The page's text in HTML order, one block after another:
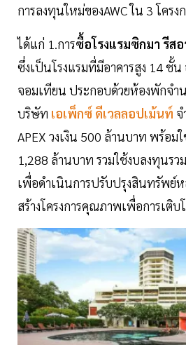
การลงทุนใหม่ของAWC ใน 3 โคร
ได้แก่ 1.การซื้อโรงแรมซิกมา รีส
ซึ่งเป็นโรงแรมที่มีอาคารสูง 14 ชั้
จอมเทียน ประกอบด้วยห้องพักจำ
บริษัท เอเพ็กซ์ ดีเวลลอปเม้นท์
APEX วงเงิน 500 ล้านบาท พร้อม
1,288 ล้านบาท รวมใช้งบลงทุนร
เพื่อดำเนินการปรับปรุงสินทรัพย์
สร้างโครงการคุณภาพเพื่อการเติบ